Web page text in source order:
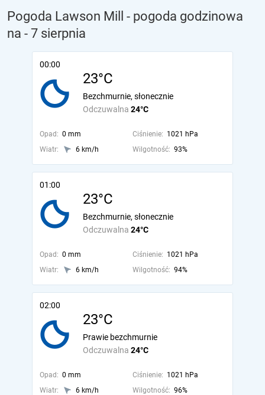
Pogoda Lawson Mill - pogoda godzinowa
na - 7 sierpnia
00:00
23°C
Odczuwalna 24°C
Bezchmurnie, słonecznie
Opad: 0 mm Ciśnienie: 1021 hPa
Wiatr:
6 km/h Wilgotność: 93%
01:00
23°C
Odczuwalna 24°C
Bezchmurnie, słonecznie
Opad: 0 mm Ciśnienie: 1021 hPa
Wiatr:
6 km/h Wilgotność: 94%
02:00
23°C
Odczuwalna 24°C
Prawie bezchmurnie
Opad: 0 mm Ciśnienie: 1021 hPa
Wiatr:
6 km/h Wilgotność: 96%